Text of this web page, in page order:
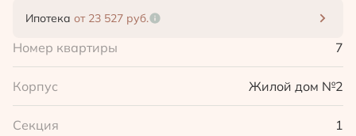
Ипотека от 23 527 руб.
Номер квартиры 7
Корпус Жилой дом №2
Секция 1